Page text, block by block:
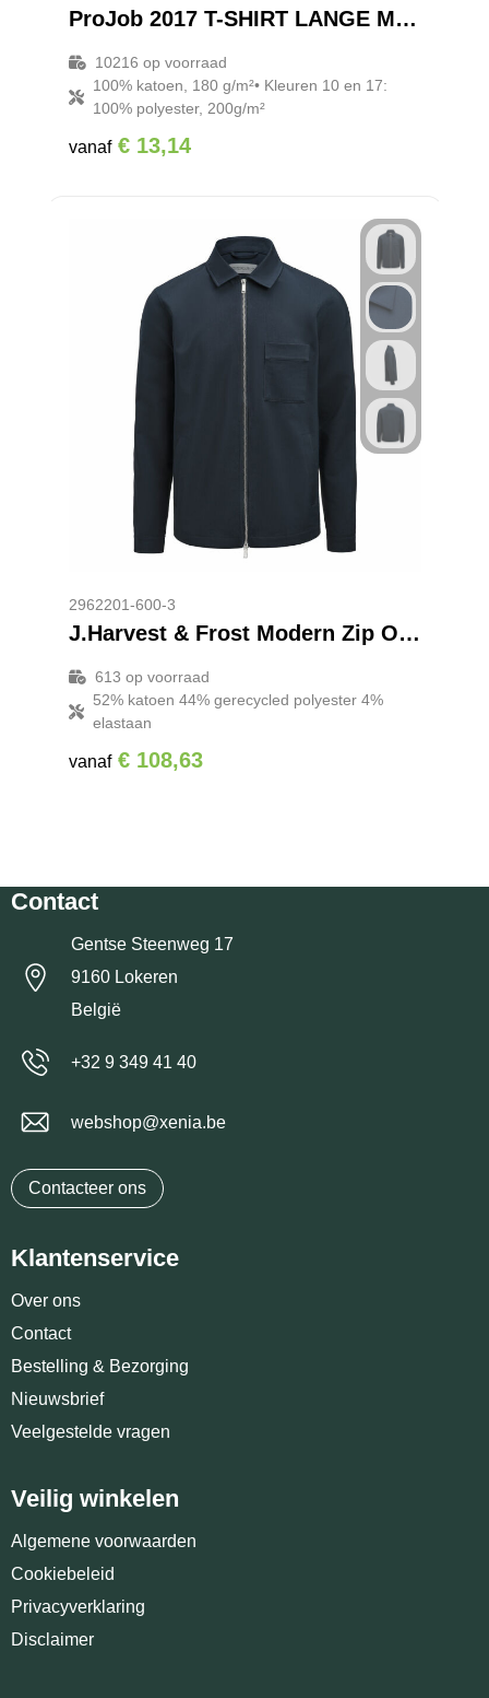
ProJob 2017 T-SHIRT LANGE MOUWEN
10216 op voorraad
100% katoen, 180 g/m²• Kleuren 10 en 17:
100% polyester, 200g/m²
vanaf € 13,14
2962201-600-3
J.Harvest & Frost Modern Zip Overshirt Overshirt Heren
613 op voorraad
52% katoen 44% gerecycled polyester 4%
elastaan
vanaf € 108,63
Contact
Gentse Steenweg 17
9160 Lokeren
België
+32 9 349 41 40
webshop@xenia.be
Contacteer ons
Klantenservice
Over ons
Contact
Bestelling & Bezorging
Nieuwsbrief
Veelgestelde vragen
Veilig winkelen
Algemene voorwaarden
Cookiebeleid
Privacyverklaring
Disclaimer